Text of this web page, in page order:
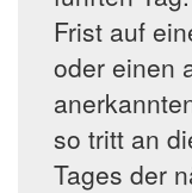
Frist auf
oder einen
so tritt an
Tages der